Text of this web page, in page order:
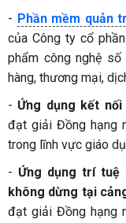
- Phần mềm quản
của Công ty cổ
phẩm công nghệ
hàng, thương mại,
- Ứng dụng kết nối
đạt giải Đồng hạng
trong lĩnh vực giáo
- Ứng dụng trí tuệ
không dừng tại
đạt giải Đồng hạng